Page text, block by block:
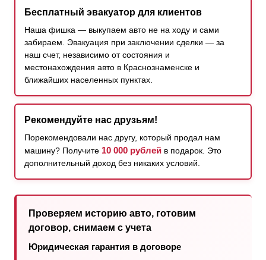
Бесплатный эвакуатор для клиентов
Наша фишка — выкупаем авто не на ходу и сами
забираем. Эвакуация при заключении сделки — за
наш счет, независимо от состояния и
местонахождения авто в Краснознаменске и
ближайших населенных пунктах.
Рекомендуйте нас друзьям!
Порекомендовали нас другу, который продал нам
машину? Получите 10 000 рублей в подарок. Это
дополнительный доход без никаких условий.
Проверяем историю авто, готовим
договор, снимаем с учета
Юридическая гарантия в договоре